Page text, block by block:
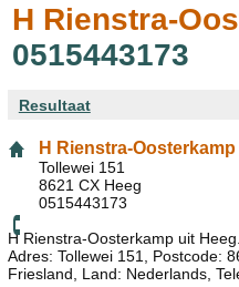
H Rienstra-
0515443173
Resultaat
H Rienstra-Oosterkamp
Tollewei 151
8621 CX Heeg
0515443173
H Rienstra-Oosterkamp uit
Adres: Tollewei 151, Postcode:
Friesland, Land: Nederlands,